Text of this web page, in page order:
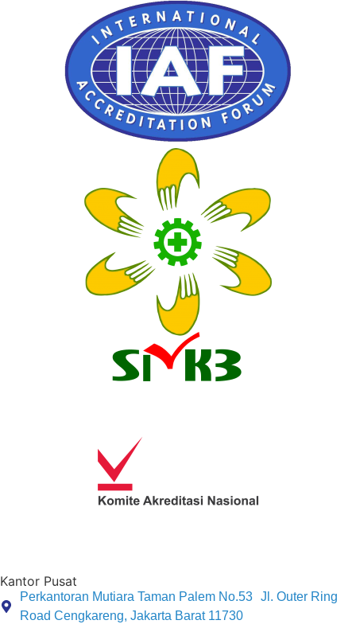
Kantor Pusat
Perkantoran Mutiara Taman Palem No.53 Jl. Outer Ring
Road Cengkareng, Jakarta Barat 11730